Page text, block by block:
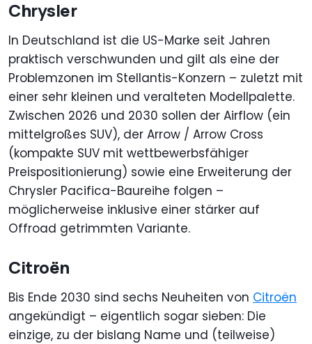
Chrysler
In Deutschland ist die US-Marke seit Jahren
praktisch verschwunden und gilt als eine der
Problemzonen im Stellantis-Konzern – zuletzt mit
einer sehr kleinen und veralteten Modellpalette.
Zwischen 2026 und 2030 sollen der Airflow (ein
mittelgroßes SUV), der Arrow / Arrow Cross
(kompakte SUV mit wettbewerbsfähiger
Preispositionierung) sowie eine Erweiterung der
Chrysler Pacifica-Baureihe folgen –
möglicherweise inklusive einer stärker auf
Offroad getrimmten Variante.
Citroën
Bis Ende 2030 sind sechs Neuheiten von Citroën
angekündigt – eigentlich sogar sieben: Die
einzige, zu der bislang Name und (teilweise)